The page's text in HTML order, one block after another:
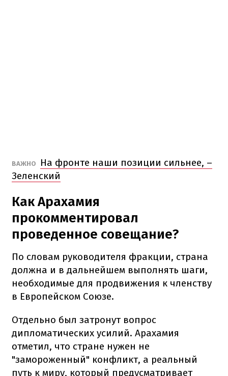
ВАЖНО
На фронте наши позиции сильнее, –
Зеленский
Как Арахамия
прокомментировал
проведенное совещание?
По словам руководителя фракции, страна
должна и в дальнейшем выполнять шаги,
необходимые для продвижения к членству
в Европейском Союзе.
Отдельно был затронут вопрос
дипломатических усилий. Арахамия
отметил, что стране нужен не
"замороженный" конфликт, а реальный
путь к миру, который предусматривает